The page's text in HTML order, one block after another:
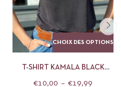
CHOIX DES OPTIONS
T-SHIRT KAMALA BLACK
€10,00 – €19,99